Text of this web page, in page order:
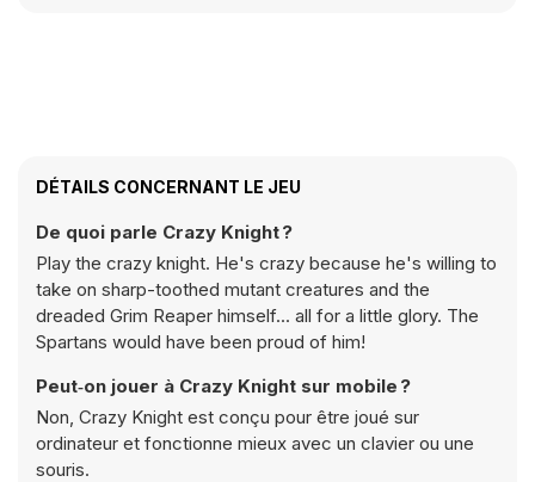
DÉTAILS CONCERNANT LE JEU
De quoi parle Crazy Knight ?
Play the crazy knight. He's crazy because he's willing to
take on sharp-toothed mutant creatures and the
dreaded Grim Reaper himself... all for a little glory. The
Spartans would have been proud of him!
Peut‑on jouer à Crazy Knight sur mobile ?
Non, Crazy Knight est conçu pour être joué sur
ordinateur et fonctionne mieux avec un clavier ou une
souris.